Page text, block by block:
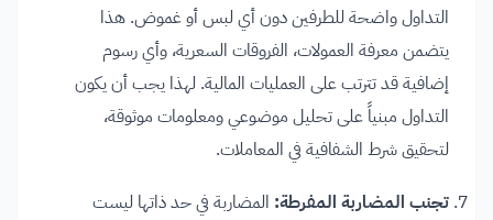
التداول واضحة للطرفين دون أي لبس أو غموض. هذا
يتضمن معرفة العمولات، الفروقات السعرية، وأي رسوم
إضافية قد تترتب على العمليات المالية. لهذا يجب أن يكون
التداول مبنياً على تحليل موضوعي ومعلومات موثوقة،
لتحقيق شرط الشفافية في المعاملات.
تجنب المضاربة المفرطة: المضاربة في حد ذاتها ليست